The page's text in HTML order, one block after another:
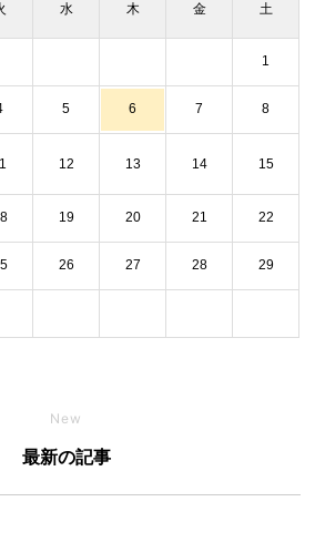
水 木 金 土
1
5 6 7 8
12 13 14 15
19 20 21 22
26 27 28 29
New
最新の記事